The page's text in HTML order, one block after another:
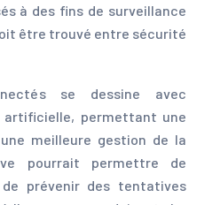
à des fins de surveillance
être trouvé entre sécurité
se dessine avec
artificielle, permettant une
meilleure gestion de la
pourrait permettre de
prévenir des tentatives